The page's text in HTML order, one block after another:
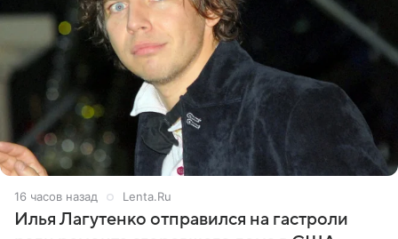
16 часов назад Lenta.Ru
Илья Лагутенко отправился на гастроли